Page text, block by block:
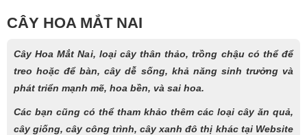
CÂY HOA MẮT NAI
Cây Hoa Mắt Nai, loại cây thân thảo, trồng chậu có thể để
treo hoặc để bàn, cây dễ sống, khả năng sinh trưởng và
phát triển mạnh mẽ, hoa bền, và sai hoa.
Các bạn cũng có thể tham khảo thêm các loại cây ăn quả,
cây giống, cây công trình, cây xanh đô thị khác tại Website